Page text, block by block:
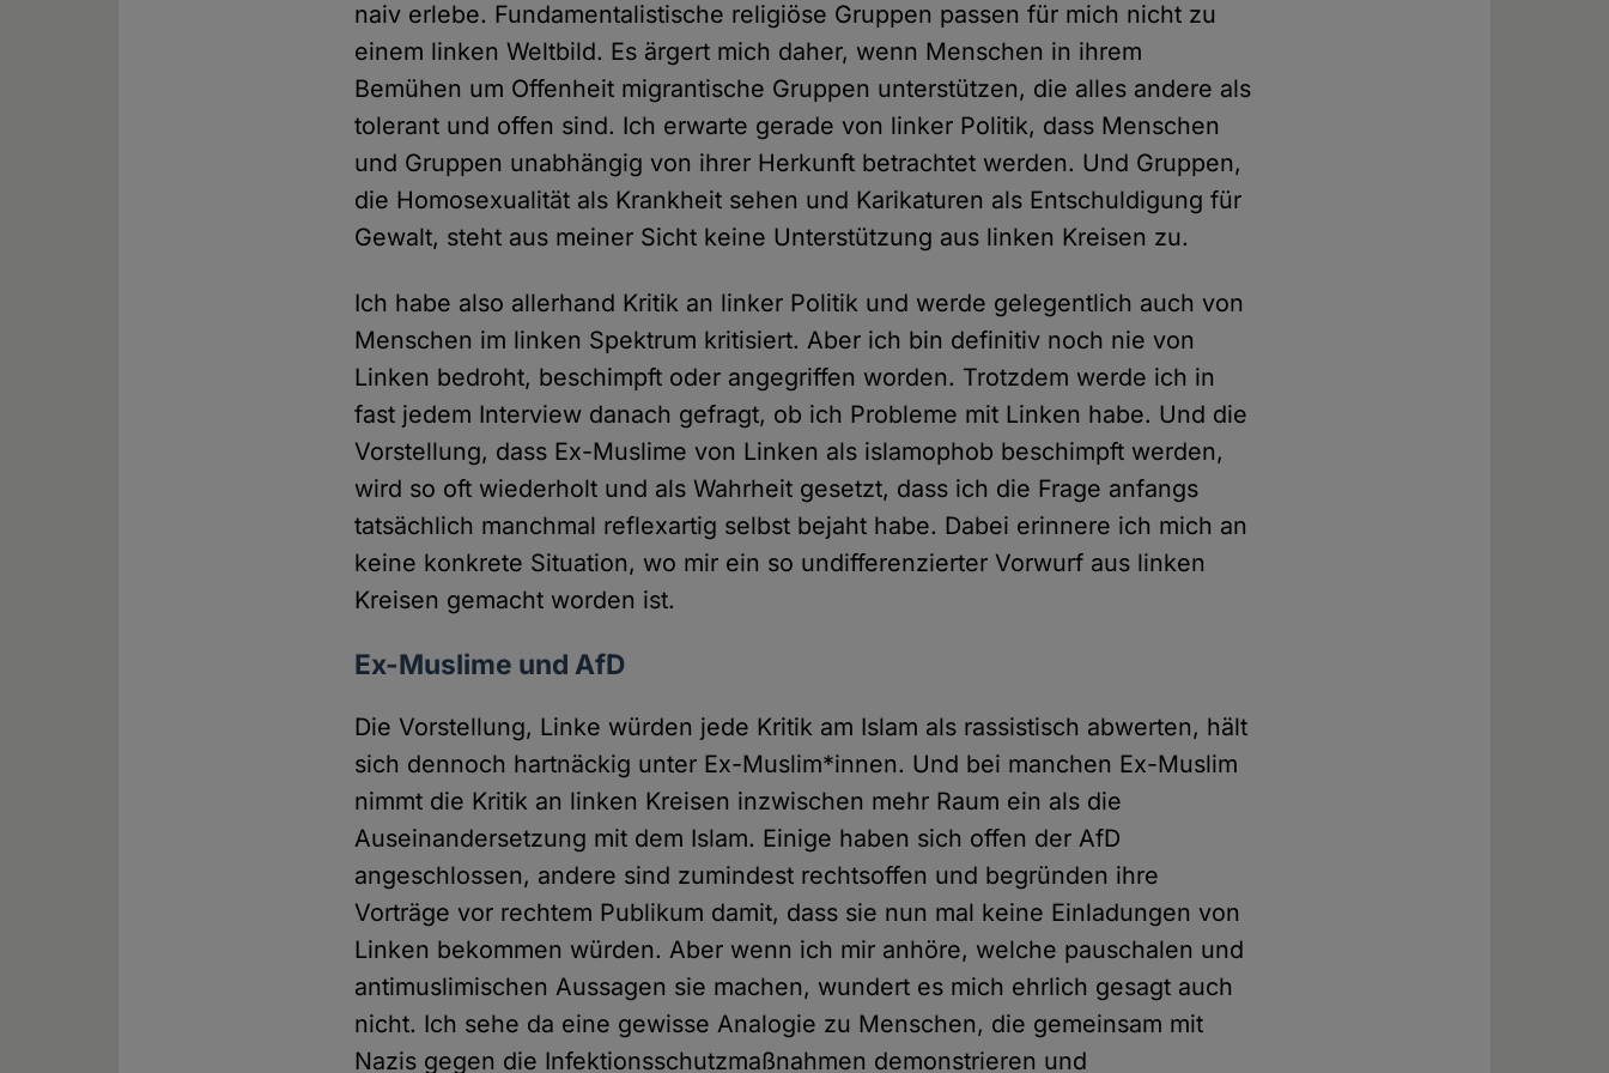
naiv erlebe. Fundamentalistische religiöse Gruppen passen für mich nicht zu
einem linken Weltbild. Es ärgert mich daher, wenn Menschen in ihrem
Bemühen um Offenheit migrantische Gruppen unterstützen, die alles andere als
tolerant und offen sind. Ich erwarte gerade von linker Politik, dass Menschen
und Gruppen unabhängig von ihrer Herkunft betrachtet werden. Und Gruppen,
die Homosexualität als Krankheit sehen und Karikaturen als Entschuldigung für
Gewalt, steht aus meiner Sicht keine Unterstützung aus linken Kreisen zu.
Ich habe also allerhand Kritik an linker Politik und werde gelegentlich auch von
Menschen im linken Spektrum kritisiert. Aber ich bin definitiv noch nie von
Linken bedroht, beschimpft oder angegriffen worden. Trotzdem werde ich in
fast jedem Interview danach gefragt, ob ich Probleme mit Linken habe. Und die
Vorstellung, dass Ex-Muslime von Linken als islamophob beschimpft werden,
wird so oft wiederholt und als Wahrheit gesetzt, dass ich die Frage anfangs
tatsächlich manchmal reflexartig selbst bejaht habe. Dabei erinnere ich mich an
keine konkrete Situation, wo mir ein so undifferenzierter Vorwurf aus linken
Kreisen gemacht worden ist.
Ex-Muslime und AfD
Die Vorstellung, Linke würden jede Kritik am Islam als rassistisch abwerten, hält
sich dennoch hartnäckig unter Ex-Muslim*innen. Und bei manchen Ex-Muslim
nimmt die Kritik an linken Kreisen inzwischen mehr Raum ein als die
Auseinandersetzung mit dem Islam. Einige haben sich offen der AfD
angeschlossen, andere sind zumindest rechtsoffen und begründen ihre
Vorträge vor rechtem Publikum damit, dass sie nun mal keine Einladungen von
Linken bekommen würden. Aber wenn ich mir anhöre, welche pauschalen und
antimuslimischen Aussagen sie machen, wundert es mich ehrlich gesagt auch
nicht. Ich sehe da eine gewisse Analogie zu Menschen, die gemeinsam mit
Nazis gegen die Infektionsschutzmaßnahmen demonstrieren und